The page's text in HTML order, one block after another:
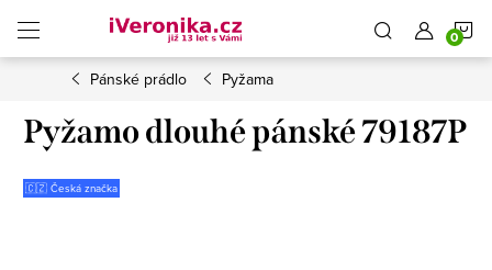
obsah
Pánské prádlo Pyžama
Pyžamo dlouhé pánské 79187P
🇨🇿 Česká značka